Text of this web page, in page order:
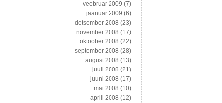
veebruar 2009 (7)
jaanuar 2009 (6)
detsember 2008 (23)
november 2008 (17)
oktoober 2008 (22)
september 2008 (28)
august 2008 (13)
juuli 2008 (21)
juuni 2008 (17)
mai 2008 (10)
aprill 2008 (12)